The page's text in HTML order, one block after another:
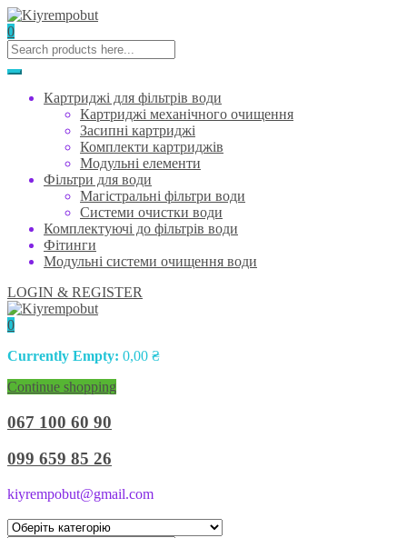
0
Картриджі для фільтрів води
Картриджі механічного очищення
Засипні картриджі
Комплекти картриджів
Модульні елементи
Фільтри для води
Магістральні фільтри води
Системи очистки води
Комплектуючі до фільтрів води
Фітинги
Модульні системи очищення води
LOGIN & REGISTER
0
Currently Empty: 0,00 ₴
Continue shopping
067 100 60 90
099 659 85 26
kiyrempobut@gmail.com